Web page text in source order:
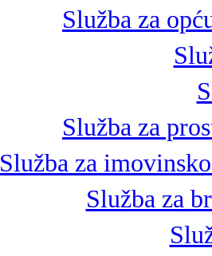
Služba za
Služba za
Služba za
Služba za